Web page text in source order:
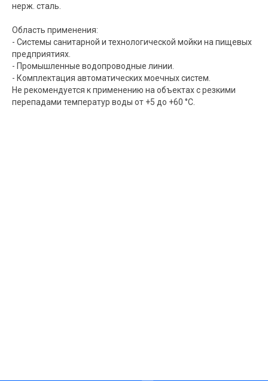
нерж. сталь.
Область применения:
- Системы санитарной и технологической мойки на пищевых
предприятиях.
- Промышленные водопроводные линии.
- Комплектация автоматических моечных систем.
Не рекомендуется к применению на объектах с резкими
перепадами температур воды от +5 до +60 °С.